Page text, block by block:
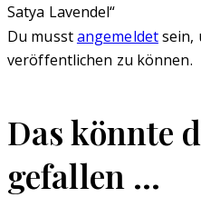
Satya Lavendel“
Du musstangemeldetsein,
veröffentlichen zu können.
Das könnte
gefallen …